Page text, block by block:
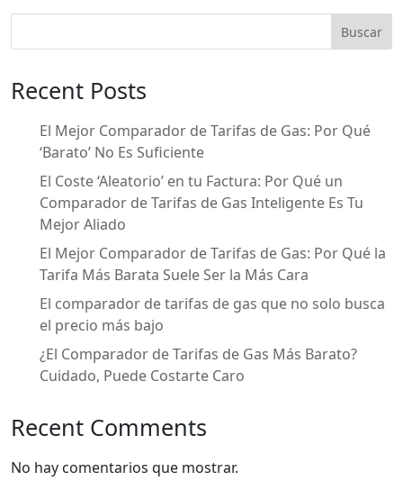
e
b
o
o
k
er l p
ar Buscar
Recent Posts
El Mejor Comparador de Tarifas de Gas: Por Qué
‘Barato’ No Es Suficiente
El Coste ‘Aleatorio’ en tu Factura: Por Qué un
Comparador de Tarifas de Gas Inteligente Es Tu
Mejor Aliado
El Mejor Comparador de Tarifas de Gas: Por Qué la
Tarifa Más Barata Suele Ser la Más Cara
El comparador de tarifas de gas que no solo busca
el precio más bajo
¿El Comparador de Tarifas de Gas Más Barato?
Cuidado, Puede Costarte Caro
Recent Comments
No hay comentarios que mostrar.